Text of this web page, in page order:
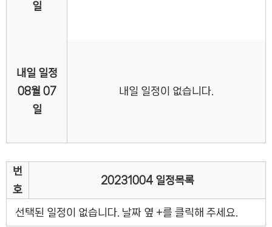
일
내일 일정
08월 07
일
내일 일정이 없습니다.
번
호
20231004 일정목록
선택된 일정이 없습니다. 날짜 옆 +를 클릭해 주세요.